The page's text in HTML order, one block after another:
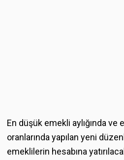
En düşük emekli aylığında ve
oranlarında yapılan yeni
emeklilerin hesabına